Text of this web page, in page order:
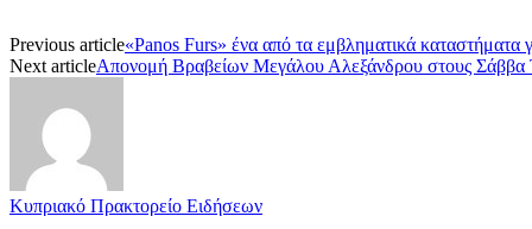
Previous article«Panos Furs» ένα από τα εμβληματικά καταστήματα
Next articleΑπονομή Βραβείων Μεγάλου Αλεξάνδρου στους Σάββα
Κυπριακό Πρακτορείο Ειδήσεων